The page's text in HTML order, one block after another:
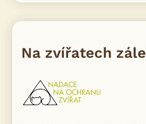
Na zvířatech